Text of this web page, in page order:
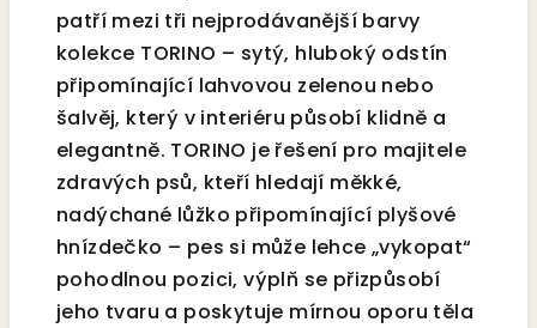
patří mezi tři nejprodávanější barvy
kolekce TORINO – sytý, hluboký odstín
připomínající lahvovou zelenou nebo
šalvěj, který v interiéru působí klidně a
elegantně. TORINO je řešení pro majitele
zdravých psů, kteří hledají měkké,
nadýchané lůžko připomínající plyšové
hnízdečko – pes si může lehce „vykopat“
pohodlnou pozici, výplň se přizpůsobí
jeho tvaru a poskytuje mírnou oporu těla